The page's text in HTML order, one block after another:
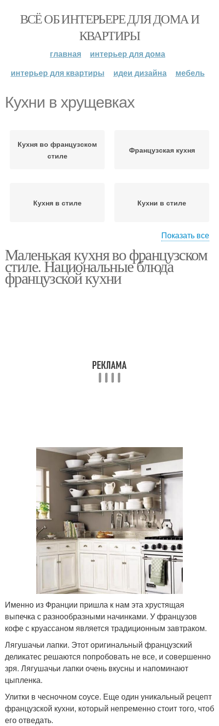
ВСЁ ОБ ИНТЕРЬЕРЕ ДЛЯ ДОМА И
КВАРТИРЫ
главная
интерьер для дома
интерьер для квартиры
идеи дизайна мебель
Кухни в хрущевках
Кухня во французском
стиле
Французская кухня
Кухня в стиле Кухни в стиле
Прованс в хрущевке
Показать все
Маленькая кухня во французском
стиле. Национальные блюда
французской кухни
Именно из Франции пришла к нам эта хрустящая
выпечка с разнообразными начинками. У французов
кофе с круассаном является традиционным завтраком.
Лягушачьи лапки. Этот оригинальный французский
деликатес решаются попробовать не все, и совершенно
зря. Лягушачьи лапки очень вкусны и напоминают
цыпленка.
Улитки в чесночном соусе. Еще один уникальный рецепт
французской кухни, который непременно стоит того, чтоб
его отведать.